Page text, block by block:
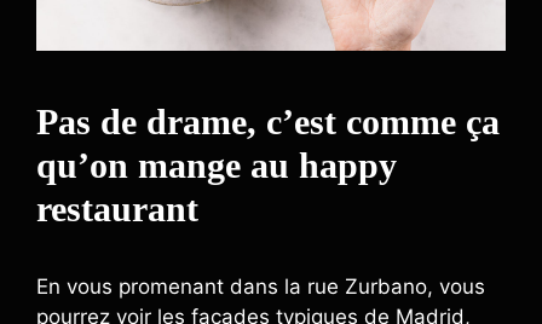
Pas de drame, c’est comme ça
qu’on mange au happy
restaurant
En vous promenant dans la rue Zurbano, vous
pourrez voir les façades typiques de Madrid,